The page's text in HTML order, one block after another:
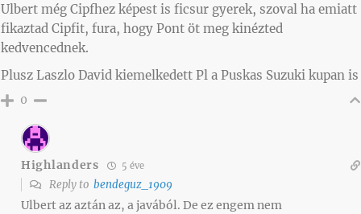
Ulbert még Cipfhez képest is ficsur gyerek, szoval ha emiatt
fikaztad Cipfit, fura, hogy Pont öt meg kinézted
kedvencednek.
Plusz Laszlo David kiemelkedett Pl a Puskas Suzuki kupan is
0
Highlanders 5 éve
Reply to bendeguz_1909
Ulbert az aztán az, a javából. De ez engem nem